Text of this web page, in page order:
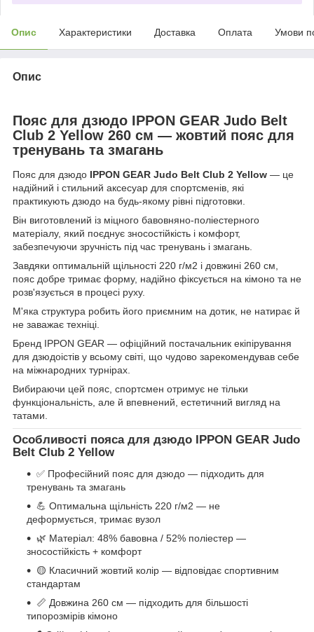
Опис Характеристики Доставка Оплата Умови
Опис
Пояс для дзюдо IPPON GEAR Judo Belt
Club 2 Yellow 260 см — жовтий пояс для
тренувань та змагань
Пояс для дзюдо IPPON GEAR Judo Belt Club 2 Yellow — це
надійний і стильний аксесуар для спортсменів, які
практикують дзюдо на будь-якому рівні підготовки.
Він виготовлений із міцного бавовняно-поліестерного
матеріалу, який поєднує зносостійкість і комфорт,
забезпечуючи зручність під час тренувань і змагань.
Завдяки оптимальній щільності 220 г/м2 і довжині 260 см,
пояс добре тримає форму, надійно фіксується на кімоно та не
розв'язується в процесі руху.
М'яка структура робить його приємним на дотик, не натирає й
не заважає техніці.
Бренд IPPON GEAR — офіційний постачальник екіпірування
для дзюдоістів у всьому світі, що чудово зарекомендував себе
на міжнародних турнірах.
Вибираючи цей пояс, спортсмен отримує не тільки
функціональність, але й впевнений, естетичний вигляд на
татами.
Особливості пояса для дзюдо
IPPON GEAR Judo
Belt Club 2 Yellow
✅ Професійний пояс для дзюдо — підходить для
тренувань та змагань
💪 Оптимальна щільність 220 г/м2 — не
деформується, тримає вузол
🌿 Матеріал: 48% бавовна / 52% поліестер —
зносостійкість + комфорт
🟡 Класичний жовтий колір — відповідає спортивним
стандартам
📏 Довжина 260 см — підходить для більшості
типорозмірів кімоно